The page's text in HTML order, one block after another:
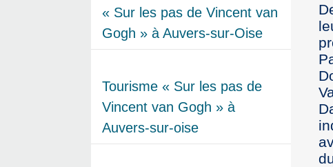
« Sur les pas de Vincent van
Gogh » à Auvers-sur-Oise
Tourisme « Sur les pas de
Vincent van Gogh » à
Auvers-sur-oise